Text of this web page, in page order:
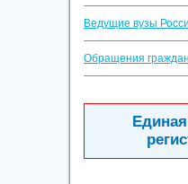
Ведущие вузы
Обращения граждан